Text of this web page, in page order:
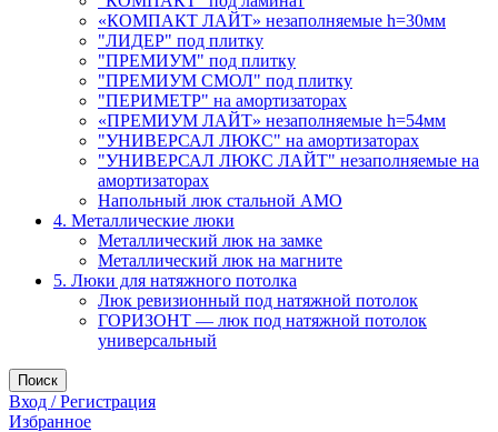
«КОМПАКТ ЛАЙТ» незаполняемые h=30мм
"ЛИДЕР" под плитку
"ПРЕМИУМ" под плитку
"ПРЕМИУМ СМОЛ" под плитку
"ПЕРИМЕТР" на амортизаторах
«ПРЕМИУМ ЛАЙТ» незаполняемые h=54мм
"УНИВЕРСАЛ ЛЮКС" на амортизаторах
"УНИВЕРСАЛ ЛЮКС ЛАЙТ" незаполняемые на
амортизаторах
Напольный люк стальной АМО
4. Металлические люки
Металлический люк на замке
Металлический люк на магните
5. Люки для натяжного потолка
Люк ревизионный под натяжной потолок
ГОРИЗОНТ — люк под натяжной потолок
универсальный
Поиск
Вход / Регистрация
Избранное